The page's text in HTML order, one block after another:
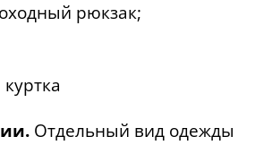
рюкзак;
Отдельный вид одежды